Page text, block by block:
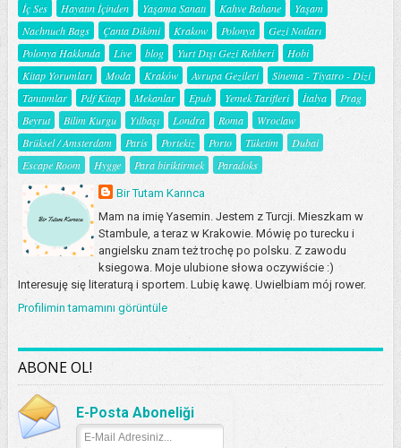
İç Ses Hayatın İçinden Yaşama Sanatı Kahve Bahane
Yaşam
Nachnuch Bags
Çanta Dikimi Krakow Polonya
Gezi Notları
Polonya Hakkında
Live blog Yurt Dışı Gezi Rehberi
Hobi
Kitap Yorumları
Moda Kraków Avrupa Gezileri
Sinema - Tiyatro - Dizi
Tanıtımlar
Pdf Kitap Mekanlar Epub Yemek Tarifleri İtalya
Prag
Beyrut
Bilim Kurgu Yılbaşı Londra Roma
Wroclaw
Brüksel / Amsterdam
Paris Portekiz Porto Tüketim
Dubai
Escape Room
Hygge Para biriktirmek Paradoks
Bir Tutam Karınca
Mam na imię Yasemin. Jestem z Turcji. Mieszkam w
Stambule, a teraz w Krakowie. Mówię po turecku i
angielsku znam też trochę po polsku. Z zawodu
ksiegowa. Moje ulubione słowa oczywiście :)
Interesuję się literaturą i sportem. Lubię kawę. Uwielbiam mój rower.
Profilimin tamamını görüntüle
ABONE OL!
E-Posta Aboneliği